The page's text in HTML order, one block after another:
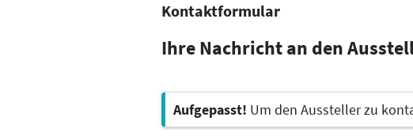
Kontaktformular
Ihre Nachricht an den
Aufgepasst! Um den Aussteller zu